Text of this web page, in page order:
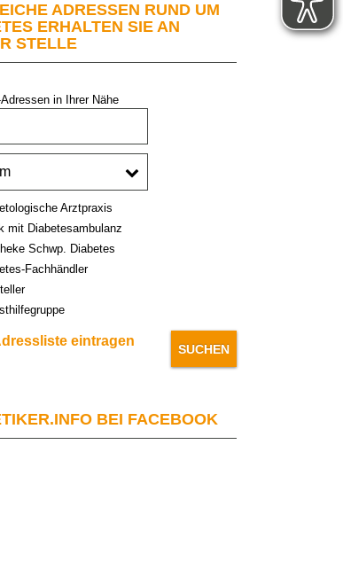
ADRESSEN RUND UM
ERHALTEN SIE AN
STELLE
in Ihrer Nähe
Arztpraxis
mit Diabetesambulanz
Schwp. Diabetes
Fachhändler
eintragen
BEI FACEBOOK